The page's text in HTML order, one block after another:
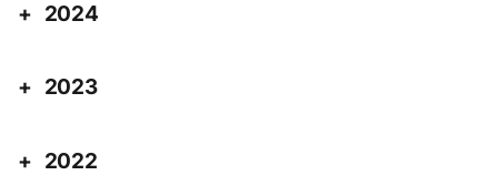
2024
2023
2022